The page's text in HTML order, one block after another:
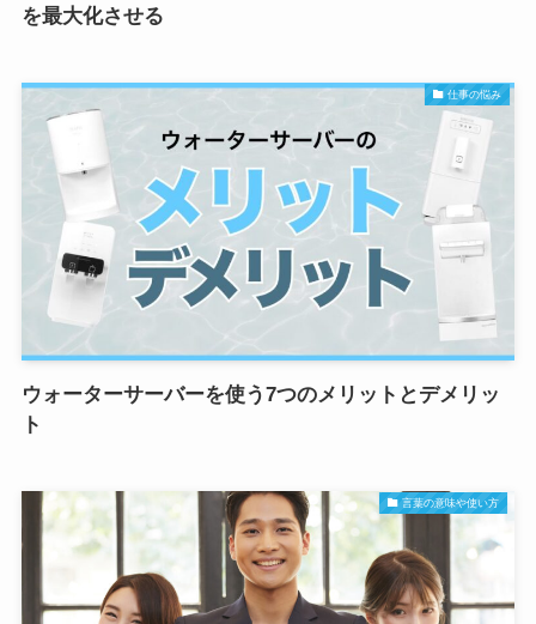
を最大化させる
仕事の悩み
ウォーターサーバーを使う7つのメリットとデメリッ
ト
言葉の意味や使い方